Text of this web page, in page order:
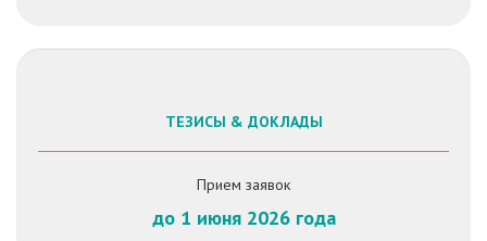
ТЕЗИСЫ & ДОКЛАДЫ
Прием заявок
до 1 июня 2026 года